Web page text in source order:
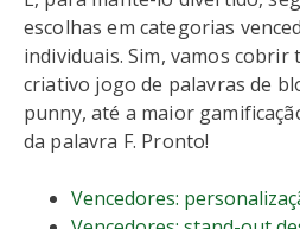
escolhas em categorias
individuais. Sim, vamos cobrir
criativo jogo de palavras de
punny, até a maior
da palavra F. Pronto!
Vencedores: